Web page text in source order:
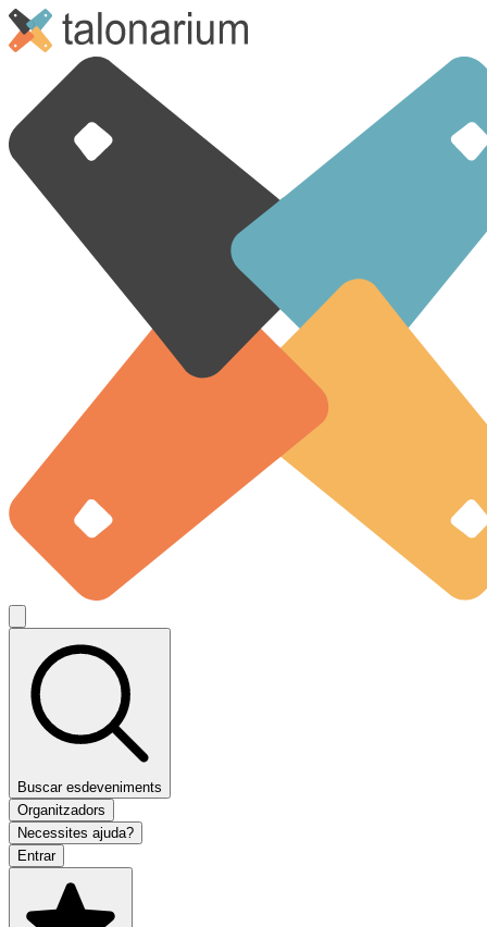
Buscar esdeveniments
Organitzadors
Necessites ajuda?
Entrar